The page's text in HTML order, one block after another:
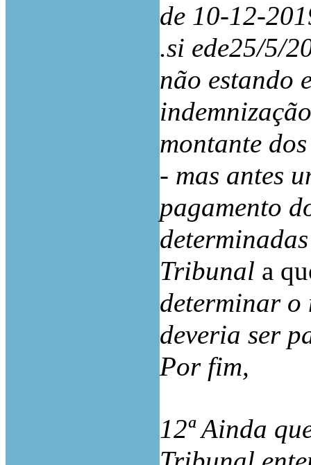
de 10-12-
.si ede25/5/
não estando
montante
- mas antes
pagamento
Tribunal a
determinar o
deveria ser
Por fim,
12ª Ainda